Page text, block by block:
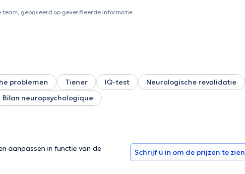
spécifiquement, la mise en place d’un outil numérique comme soutien
avec plaisir au sein des
prendre rendez-vous via la plateforme Doctoranytime ou par
gebaseerd op geverifieerde informatie.
problemen Tiener IQ-test
Neurologische revalidatie
Bilan neuropsychologique
aanpassen in functie van de
Schrijf u in om de prijzen te zien